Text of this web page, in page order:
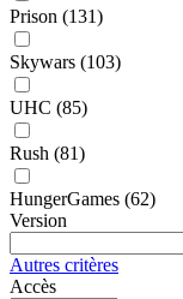
Prison (131)
Skywars (103)
UHC (85)
Rush (81)
HungerGames (62)
Version
Autres critères
Accès